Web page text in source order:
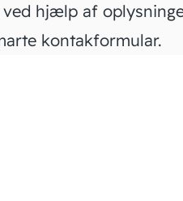
hjælp af
kontakformular.